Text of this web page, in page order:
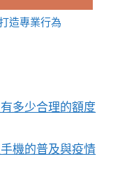
造專業行為
多少合理的額度
機的普及與疫情